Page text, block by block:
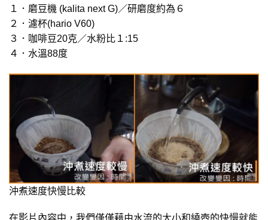
１．磨豆機 (kalita next G)／研磨度約為６
２．濾杯(hario V60)
３．咖啡豆20克／水粉比１:15
４．水溫88度
沖煮速度快慢比較